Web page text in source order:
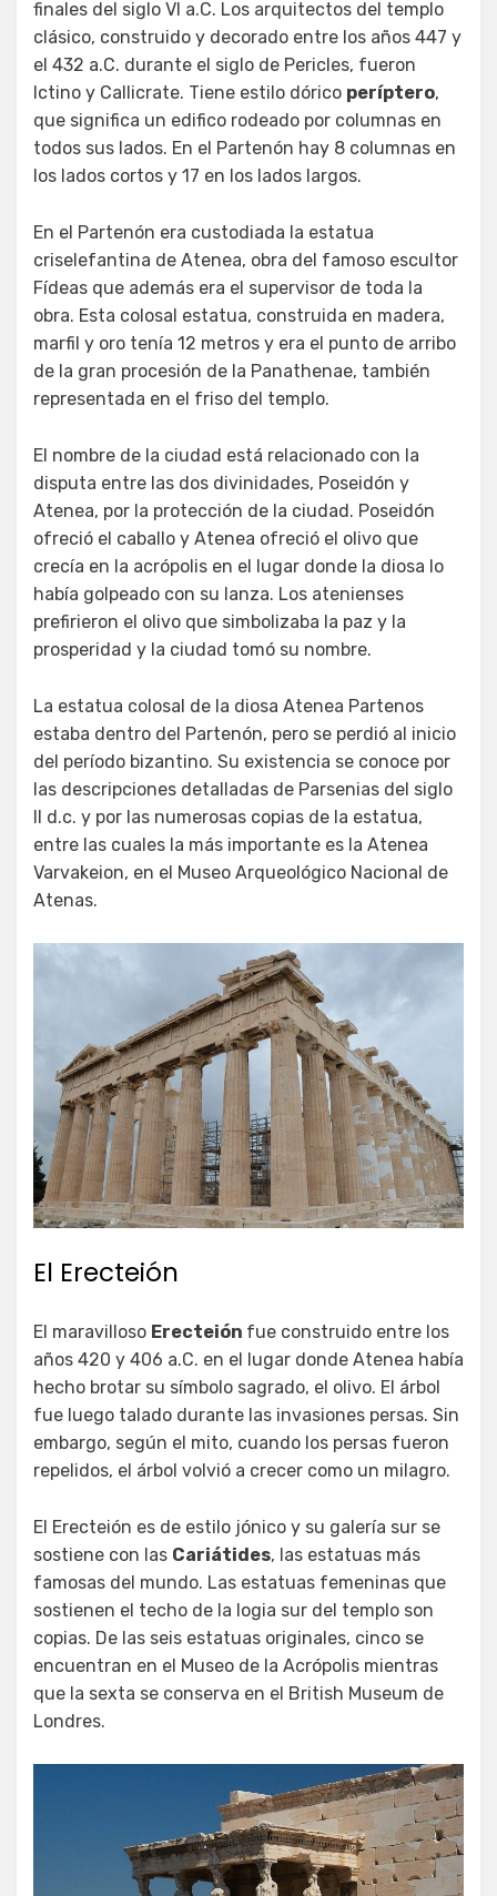
finales del siglo VI a.C. Los arquitectos del templo
clásico, construido y decorado entre los años 447 y
el 432 a.C. durante el siglo de Pericles, fueron
Ictino y Callicrate. Tiene estilo dórico períptero,
que significa un edifico rodeado por columnas en
todos sus lados. En el Partenón hay 8 columnas en
los lados cortos y 17 en los lados largos.
En el Partenón era custodiada la estatua
criselefantina de Atenea, obra del famoso escultor
Fídeas que además era el supervisor de toda la
obra. Esta colosal estatua, construida en madera,
marfil y oro tenía 12 metros y era el punto de arribo
de la gran procesión de la Panathenae, también
representada en el friso del templo.
El nombre de la ciudad está relacionado con la
disputa entre las dos divinidades, Poseidón y
Atenea, por la protección de la ciudad. Poseidón
ofreció el caballo y Atenea ofreció el olivo que
crecía en la acrópolis en el lugar donde la diosa lo
había golpeado con su lanza. Los atenienses
prefirieron el olivo que simbolizaba la paz y la
prosperidad y la ciudad tomó su nombre.
La estatua colosal de la diosa Atenea Partenos
estaba dentro del Partenón, pero se perdió al inicio
del período bizantino. Su existencia se conoce por
las descripciones detalladas de Parsenias del siglo
II d.c. y por las numerosas copias de la estatua,
entre las cuales la más importante es la Atenea
Varvakeion, en el Museo Arqueológico Nacional de
Atenas.
El Erecteión
El maravilloso Erecteión fue construido entre los
años 420 y 406 a.C. en el lugar donde Atenea había
hecho brotar su símbolo sagrado, el olivo. El árbol
fue luego talado durante las invasiones persas. Sin
embargo, según el mito, cuando los persas fueron
repelidos, el árbol volvió a crecer como un milagro.
El Erecteión es de estilo jónico y su galería sur se
sostiene con las Cariátides, las estatuas más
famosas del mundo. Las estatuas femeninas que
sostienen el techo de la logia sur del templo son
copias. De las seis estatuas originales, cinco se
encuentran en el Museo de la Acrópolis mientras
que la sexta se conserva en el British Museum de
Londres.